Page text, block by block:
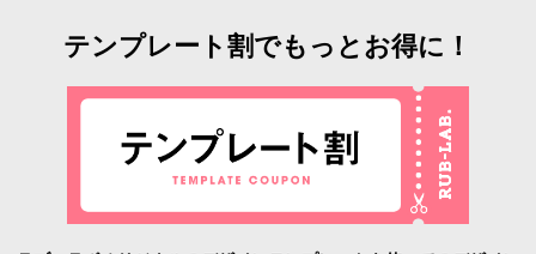
テンプレート割でもっとお得に！